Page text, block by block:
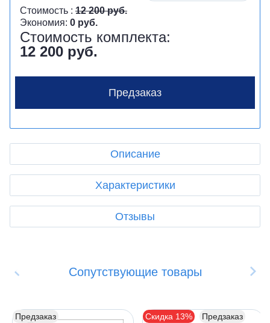
Стоимость : 12 200 руб.
Экономия: 0 руб.
Стоимость комплекта:
12 200 руб.
Предзаказ
Описание
Характеристики
Отзывы
Сопутствующие товары
Предзаказ Скидка 13% Предзаказ